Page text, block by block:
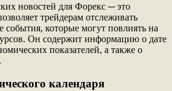
новостей для Форекс ─ это
трейдерам отслеживать
события, которые могут повлиять на
Он содержит информацию о дате
показателей, а также о
календаря